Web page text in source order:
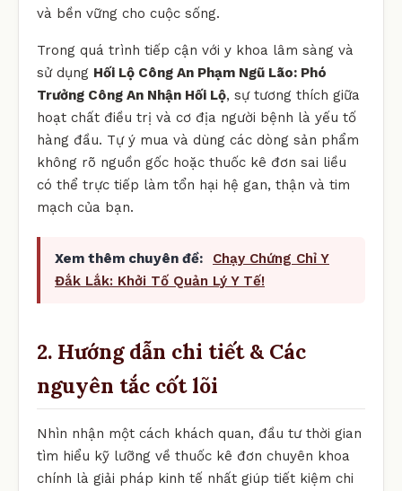
và bền vững cho cuộc sống.
Trong quá trình tiếp cận với y khoa lâm sàng và
sử dụng Hối Lộ Công An Phạm Ngũ Lão: Phó
Trưởng Công An Nhận Hối Lộ, sự tương thích giữa
hoạt chất điều trị và cơ địa người bệnh là yếu tố
hàng đầu. Tự ý mua và dùng các dòng sản phẩm
không rõ nguồn gốc hoặc thuốc kê đơn sai liều
có thể trực tiếp làm tổn hại hệ gan, thận và tim
mạch của bạn.
Xem thêm chuyên đề:
Chạy Chứng Chỉ Y
Đắk Lắk: Khởi Tố Quản Lý Y Tế!
2. Hướng dẫn chi tiết & Các
nguyên tắc cốt lõi
Nhìn nhận một cách khách quan, đầu tư thời gian
tìm hiểu kỹ lưỡng về thuốc kê đơn chuyên khoa
chính là giải pháp kinh tế nhất giúp tiết kiệm chi